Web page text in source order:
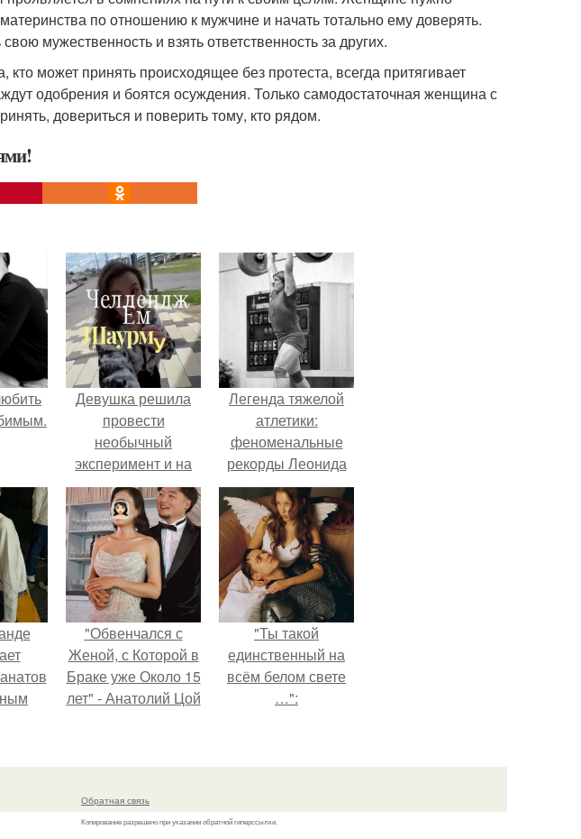
по отношению к мужчине и начать тотально ему доверять.
мужественность и взять ответственность за других.
кто может принять происходящее без протеста, всегда притягивает
одобрения и боятся осуждения. Только самодостаточная женщина с
довериться и поверить тому, кто рядом.
Девушка решила
провести
необычный
эксперимент и на
протяжении 30
дней питалась
одной шаурмой.
Легенда тяжелой
атлетики:
феноменальные
рекорды Леонида
Тараненко.
"Обвенчался с
Женой, с Которой в
Браке уже Около 15
лет" - Анатолий Цой
"тайной свадьбой".
"Ты такой
единственный на
всём белом свете
…":
Обратная связь
Копирование разрешено при указании обратной гиперссылки.